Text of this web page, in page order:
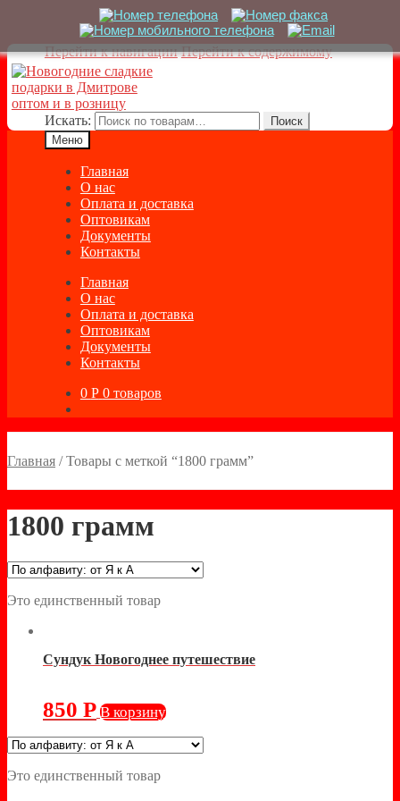
Перейти к навигации Перейти к содержимому
Искать:
Поиск
Меню
Главная
О нас
Оплата и доставка
Оптовикам
Документы
Контакты
Главная
О нас
Оплата и доставка
Оптовикам
Документы
Контакты
0 Р 0 товаров
Главная /Товары с меткой “1800 грамм”
1800 грамм
Это единственный товар
Сундук Новогоднее путешествие
850 Р В корзину
Это единственный товар